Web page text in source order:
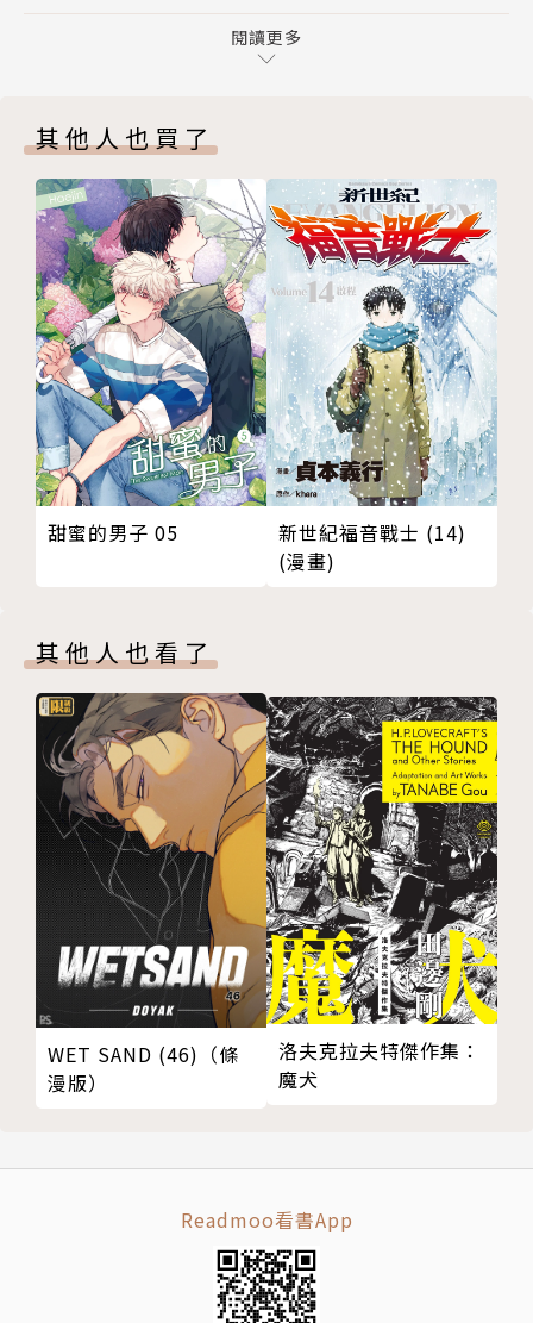
挑戰者俱樂部—被600種貝殼迷惑的5年—
封底
閱讀更多
其他人也買了
甜蜜的男子 05
新世紀福音戰士 (14)
(漫畫)
其他人也看了
WET SAND (46)（條
漫版）
洛夫克拉夫特傑作集：
魔犬
Readmoo看書App